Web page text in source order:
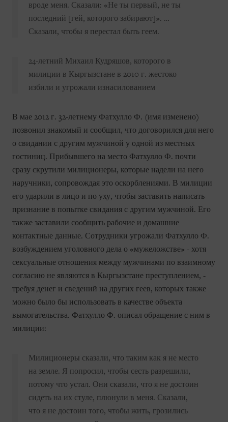
вроде меня. Сказали: «Не ты первый, не ты
последний [гей, которого забирают]». …
Сказали, чтобы я перестал быть геем.
24-летний Михаил Кудряшов, которого в
милиции в Кыргызстане в 2010 г. жестоко
избили и угрожали изнасилованием
В мае 2012 г. 32-летнему Фатхулло Ф. (имя изменено)
позвонил знакомый и сообщил, что договорился для него
о свидании с другим мужчиной у одной из местных
гостиниц. Прибывшего на место Фатхулло Ф. почти
сразу скрутили милиционеры, которые надели на него
наручники, сопровождая это оскорблениями. В милиции
его ударили в лицо и по уху, чтобы заставить написать
признание в попытке свидания с другим мужчиной. Его
также заставили сообщить рабочие и домашние
контактные данные. Сотрудники угрожали Фатхулло Ф.
возбуждением уголовного дела о «мужеложстве» - хотя
сексуальные отношения между мужчинами по взаимному
согласию не являются в Кыргызстане преступлением, -
требуя денег и сведений на других геев, которых также
можно было бы использовать в качестве объекта
вымогательства. Фатхулло Ф. описал обращение с ним в
милиции:
Милиционеры сказали, что таким как я не место
на земле. Я попросил, чтобы сесть разрешили,
потому что устал. Они сказали, что я не достоин
сидеть на их стуле, плюнули в меня. Сказали,
что я не достоин того, чтобы жить, грозились